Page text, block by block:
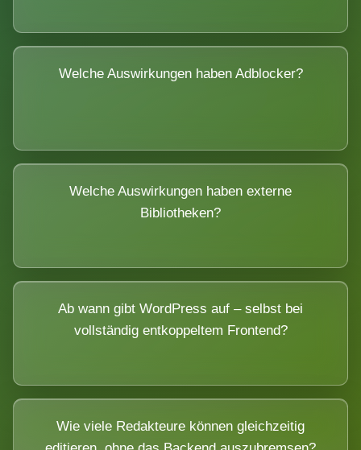
Welche Auswirkungen haben Adblocker?
Welche Auswirkungen haben externe
Bibliotheken?
Ab wann gibt WordPress auf – selbst bei
vollständig entkoppeltem Frontend?
Wie viele Redakteure können gleichzeitig